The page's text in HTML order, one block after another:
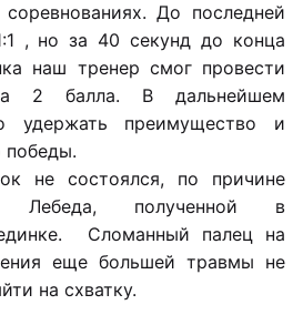
До последней
, но за 40 секунд до конца
наш тренер смог провести
2 балла. В дальнейшем
удержать преимущество и
победы.
не состоялся, по причине
Лебеда, полученной в
Сломанный палец на
еще большей травмы не
на схватку.